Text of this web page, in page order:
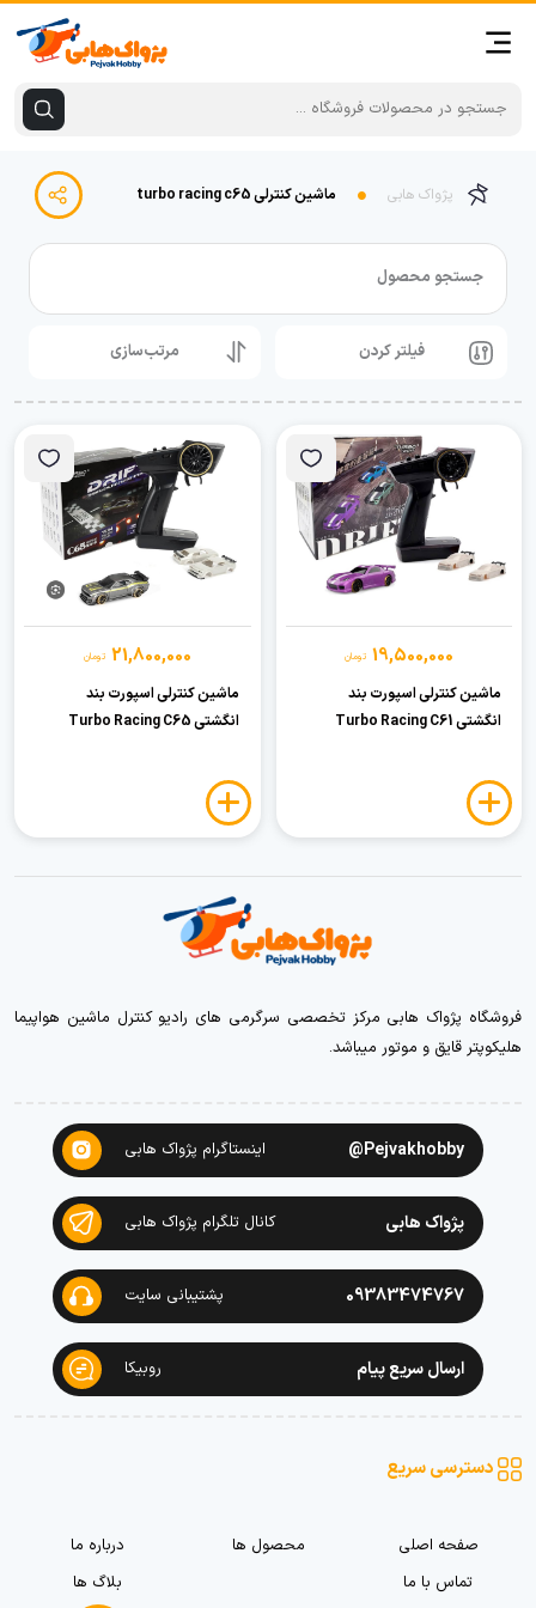
پژواک هابی ماشین کنترلی turbo racing c65
جستجو محصول
فیلتر کردن مرتب‌سازی
19,500,000 تومان
ماشین کنترلی اسپورت بند
انگشتی Turbo Racing C61
21,800,000 تومان
ماشین کنترلی اسپورت بند
انگشتی Turbo Racing C65
فروشگاه پژواک هابی مرکز تخصصی سرگرمی های رادیو کنترل ماشین هواپیما
هلیکوپتر قایق و موتور میباشد.
Pejvakhobby@ اینستاگرام پژواک هابی
پژواک هابی کانال تلگرام پژواک هابی
09383474767 پشتیبانی سایت
ارسال سریع پیام روبیکا
دسترسی سریع
صفحه اصلی محصول ها
درباره ما
تماس با ما
بلاگ ها